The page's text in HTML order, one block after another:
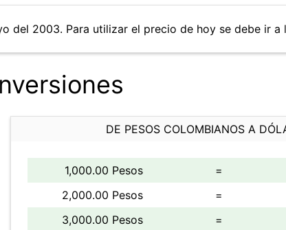
del 2003. Para utilizar el precio de hoy se debe ir a
DE PESOS COLOMBIANOS A
1,000.00 Pesos =
2,000.00 Pesos
=
3,000.00 Pesos
=